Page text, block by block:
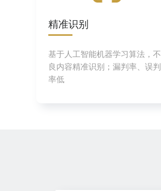
精准识别
基于人工智能机器学习算法，不
良内容精准识别；漏判率、误判
率低